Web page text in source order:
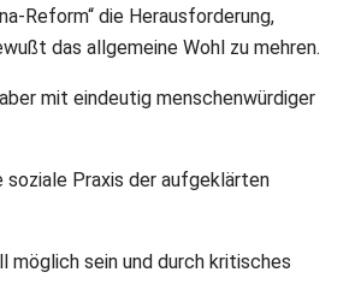
Reform“ die Herausforderung,
das allgemeine Wohl zu mehren.
mit eindeutig menschenwürdiger
soziale Praxis der aufgeklärten
möglich sein und durch kritisches